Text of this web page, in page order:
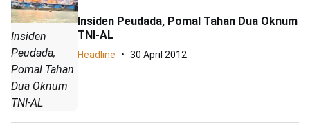
Insiden
Peudada,
Pomal Tahan
Dua Oknum
TNI-AL
Insiden Peudada, Pomal Tahan Dua Oknum
TNI-AL
Headline 30 April 2012